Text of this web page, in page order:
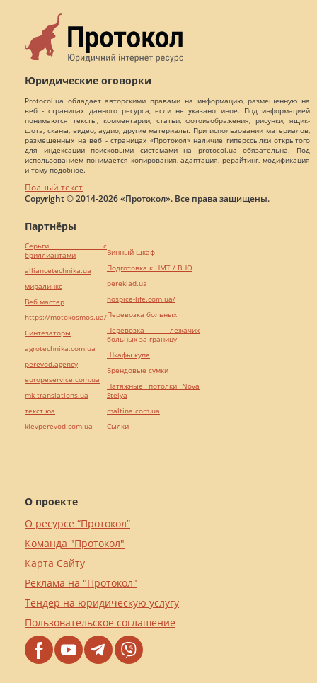
Юридические оговорки
Protocol.ua обладает авторскими правами на информацию, размещенную на
веб - страницах данного ресурса, если не указано иное. Под информацией
понимаются тексты, комментарии, статьи, фотоизображения, рисунки, ящик-
шота, сканы, видео, аудио, другие материалы. При использовании материалов,
размещенных на веб - страницах «Протокол» наличие гиперссылки открытого
для индексации поисковыми системами на protocol.ua обязательна. Под
использованием понимается копирования, адаптация, рерайтинг, модификация
и тому подобное.
Полный текст
Copyright © 2014-2026 «Протокол». Все права защищены.
О проекте
О ресурсе “Протокол”
Команда "Протокол"
Карта Сайту
Реклама на "Протокол"
Тендер на юридическую услугу
Пользовательское соглашение
Партнёры
Серьги с
бриллиантами
alliancetechnika.ua
миралинкс
Веб мастер
https://motokosmos.ua/
Синтезаторы
agrotechnika.com.ua
perevod.agency
europeservice.com.ua
mk-translations.ua
текст юа
kievperevod.com.ua
Винный шкаф
Подготовка к НМТ / ВНО
pereklad.ua
hospice-life.com.ua/
Перевозка больных
Перевозка лежачих
больных за границу
Шкафы купе
Брендовые сумки
Натяжные потолки Nova
Stelya
maltina.com.ua
Cылки